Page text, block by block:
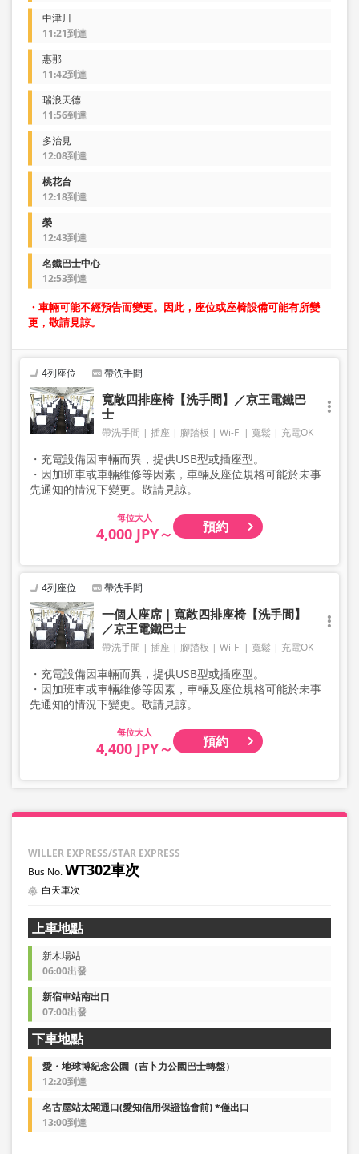
中津川
11:21到達
惠那
11:42到達
瑞浪天德
11:56到達
多治見
12:08到達
桃花台
12:18到達
榮
12:43到達
名鐵巴士中心
12:53到達
・車輛可能不經預告而變更。因此，座位或座椅設備可能有所變
更，敬請見諒。
4列座位 帶洗手間
寬敞四排座椅【洗手間】／京王電鐵巴
士
帶洗手間 插座 腳踏板 Wi-Fi 寬鬆 充電OK
・充電設備因車輛而異，提供USB型或插座型。
・因加班車或車輛維修等因素，車輛及座位規格可能於未事
先通知的情況下變更。敬請見諒。
大人
4,000 JPY～ 預約
4列座位 帶洗手間
一個人座席｜寬敞四排座椅【洗手間】
／京王電鐵巴士
帶洗手間 插座 腳踏板 Wi-Fi 寬鬆 充電OK
・充電設備因車輛而異，提供USB型或插座型。
・因加班車或車輛維修等因素，車輛及座位規格可能於未事
先通知的情況下變更。敬請見諒。
大人
4,400 JPY～ 預約
WILLER EXPRESS/STAR EXPRESS
WT302車次
白天車次
上車地點
新木場站
06:00出發
新宿車站南出口
07:00出發
下車地點
愛・地球博紀念公園（吉卜力公園巴士轉盤）
12:20到達
名古屋站太閣通口(愛知信用保證協會前) *僅出口
13:00到達